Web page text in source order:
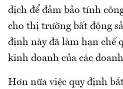
dịch để đảm bảo tính
cho thị trường bất động
định này đã làm hạn chế
kinh doanh của các
Hơn nữa việc quy định